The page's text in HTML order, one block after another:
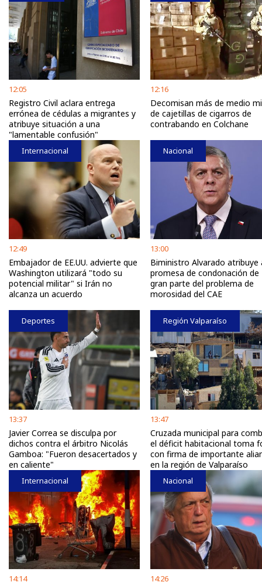
12:05
Registro Civil aclara entrega
errónea de cédulas a migrantes y
atribuye situación a una
"lamentable confusión"
12:16
Decomisan más de medio
de cajetillas de cigarros de
contrabando en Colchane
Internacional
12:49
Embajador de EE.UU. advierte que
Washington utilizará "todo su
potencial militar" si Irán no
alcanza un acuerdo
Nacional
13:00
Biministro Alvarado atribuye
promesa de condonación de
gran parte del problema de
morosidad del CAE
Deportes
13:37
Javier Correa se disculpa por
dichos contra el árbitro Nicolás
Gamboa: "Fueron desacertados y
en caliente"
Región Valparaíso
13:47
Cruzada municipal para
el déficit habitacional toma
con firma de importante
en la región de Valparaíso
Internacional
14:14
Nacional
14:26